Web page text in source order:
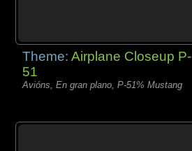
Theme:Airplane Closeup P-
51
Avións, En gran plano, P-51% Mustang